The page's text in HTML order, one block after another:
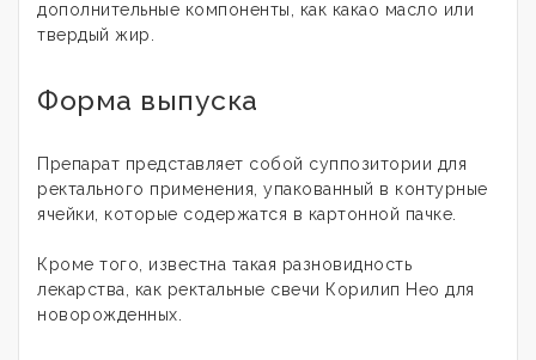
дополнительные компоненты, как какао масло или
твердый жир.
Форма выпуска
Препарат представляет собой суппозитории для
ректального применения, упакованный в контурные
ячейки, которые содержатся в картонной пачке.
Кроме того, известна такая разновидность
лекарства, как ректальные свечи Корилип Нео для
новорожденных.